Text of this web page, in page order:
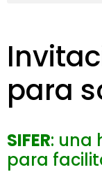
para
SIFER: una
para